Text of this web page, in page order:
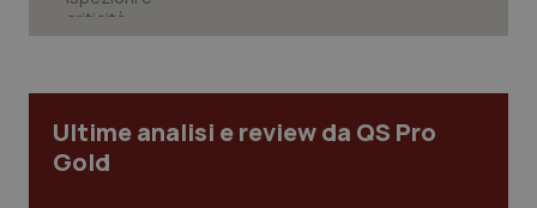
Ultime analisi e review da QS Pro
Gold
sito web abilitandone funzionalità di base quali la
navigazione sulle pagine e l'accesso alle aree
protette del sito. Il sito web non è in grado di